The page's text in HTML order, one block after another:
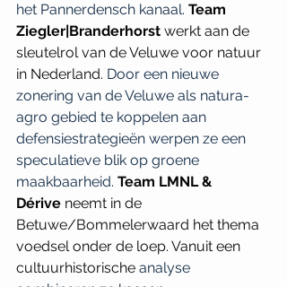
het Pannerdensch kanaal. Team
Ziegler|Branderhorst werkt aan de
sleutelrol van de Veluwe voor natuur
in Nederland. Door een nieuwe
zonering van de Veluwe als natura-
agro gebied te koppelen aan
defensiestrategieën werpen ze een
speculatieve blik op groene
maakbaarheid. Team LMNL &
Dérive neemt in de
Betuwe/Bommelerwaard het thema
voedsel onder de loep. Vanuit een
cultuurhistorische analyse